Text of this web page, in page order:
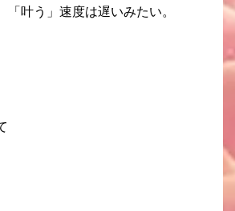
叶う」速度は遅いみたい。